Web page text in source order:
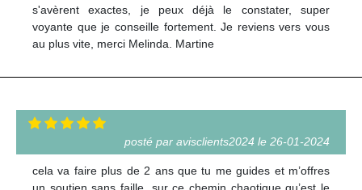
s'avèrent exactes, je peux déjà le constater, super
voyante que je conseille fortement. Je reviens vers vous
au plus vite, merci Melinda. Martine
posté par avisclients2024 le 26-01-2024
cela va faire plus de 2 ans que tu me guides et m’offres
un soutien sans faille, sur ce chemin chaotique qu’est le